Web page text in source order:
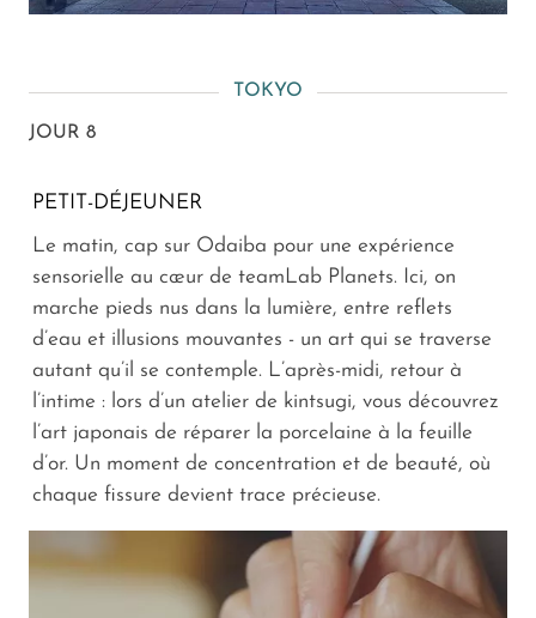
TOKYO
JOUR 8
PETIT-DÉJEUNER
Le matin, cap sur Odaiba pour une expérience
sensorielle au cœur de teamLab Planets. Ici, on
marche pieds nus dans la lumière, entre reflets
d’eau et illusions mouvantes - un art qui se traverse
autant qu’il se contemple. L’après-midi, retour à
l’intime : lors d’un atelier de kintsugi, vous découvrez
l’art japonais de réparer la porcelaine à la feuille
d’or. Un moment de concentration et de beauté, où
chaque fissure devient trace précieuse.